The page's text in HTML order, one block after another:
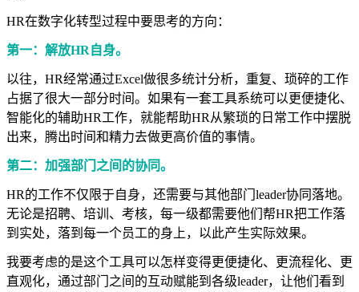
HR在数字化转型过程中要思考的方向：
第一：解放HR自身。
以往，HR经常通过Excel做很多统计分析，重复、琐碎的工作
占据了很大一部分时间。如果有一套工具系统可以更便捷化、
智能化的辅助HR工作，就能帮助HR从繁琐的日常工作中摆脱
出来，腾出时间和精力去做更高价值的事情。
第二：加强部门之间的协同。
HR的工作不仅限于自身，还需要与其他部门leader协同落地。
无论是招聘、培训、考核，每一级都需要他们帮HR把工作落
到实处，落到每一个员工的身上，以此产生实际效果。
我要考虑的是这个工具可以怎样变得更便捷化、更流程化、更
直观化，通过部门之间的互动赋能到各级leader，让他们看到